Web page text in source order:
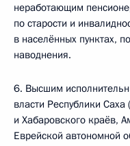
неработающим
по старости и
в населённых пунктах,
наводнения.
6. Высшим
власти Республики
и Хабаровского краёв,
Еврейской автономной